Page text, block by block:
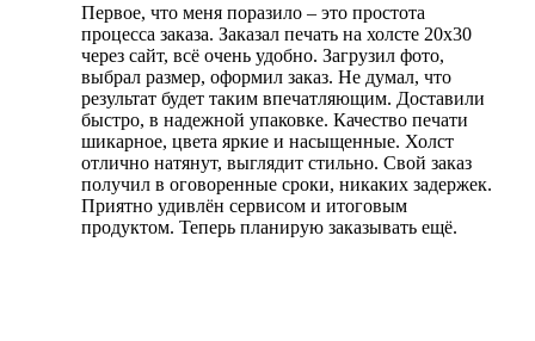
Первое, что меня поразило – это простота
процесса заказа. Заказал печать на холсте 20х30
через сайт, всё очень удобно. Загрузил фото,
выбрал размер, оформил заказ. Не думал, что
результат будет таким впечатляющим. Доставили
быстро, в надежной упаковке. Качество печати
шикарное, цвета яркие и насыщенные. Холст
отлично натянут, выглядит стильно. Свой заказ
получил в оговоренные сроки, никаких задержек.
Приятно удивлён сервисом и итоговым
продуктом. Теперь планирую заказывать ещё.